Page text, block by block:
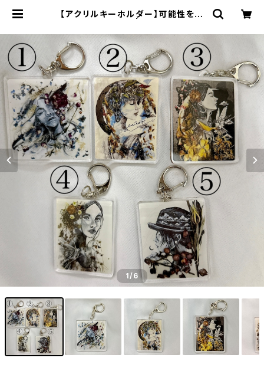
【アクリルキーホルダー】可能性を広
1/6